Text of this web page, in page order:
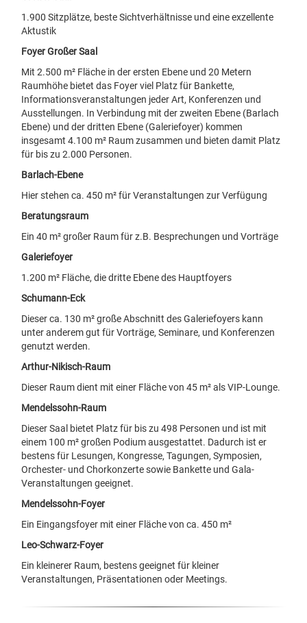
1.900 Sitzplätze, beste Sichtverhältnisse und eine exzellente
Aktustik
Foyer Großer Saal
Mit 2.500 m² Fläche in der ersten Ebene und 20 Metern
Raumhöhe bietet das Foyer viel Platz für Bankette,
Informationsveranstaltungen jeder Art, Konferenzen und
Ausstellungen. In Verbindung mit der zweiten Ebene (Barlach
Ebene) und der dritten Ebene (Galeriefoyer) kommen
insgesamt 4.100 m² Raum zusammen und bieten damit Platz
für bis zu 2.000 Personen.
Barlach-Ebene
Hier stehen ca. 450 m² für Veranstaltungen zur Verfügung
Beratungsraum
Ein 40 m² großer Raum für z.B. Besprechungen und Vorträge
Galeriefoyer
1.200 m² Fläche, die dritte Ebene des Hauptfoyers
Schumann-Eck
Dieser ca. 130 m² große Abschnitt des Galeriefoyers kann
unter anderem gut für Vorträge, Seminare, und Konferenzen
genutzt werden.
Arthur-Nikisch-Raum
Dieser Raum dient mit einer Fläche von 45 m² als VIP-Lounge.
Mendelssohn-Raum
Dieser Saal bietet Platz für bis zu 498 Personen und ist mit
einem 100 m² großen Podium ausgestattet. Dadurch ist er
bestens für Lesungen, Kongresse, Tagungen, Symposien,
Orchester- und Chorkonzerte sowie Bankette und Gala-
Veranstaltungen geeignet.
Mendelssohn-Foyer
Ein Eingangsfoyer mit einer Fläche von ca. 450 m²
Leo-Schwarz-Foyer
Ein kleinerer Raum, bestens geeignet für kleiner
Veranstaltungen, Präsentationen oder Meetings.